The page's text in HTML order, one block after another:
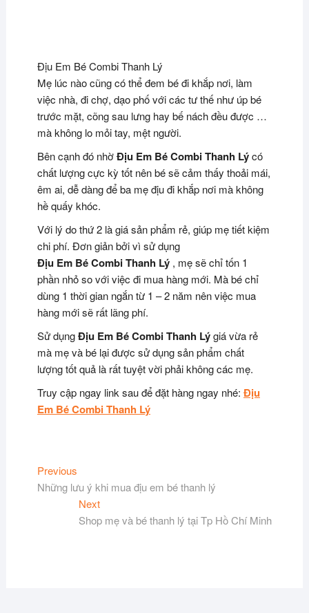
Địu Em Bé Combi Thanh Lý
Mẹ lúc nào cũng có thể đem bé đi khắp nơi, làm
việc nhà, đi chợ, dạo phố với các tư thế như úp bé
trước mặt, cõng sau lưng hay bế nách đều được …
mà không lo mỏi tay, mệt người.
Bên cạnh đó nhờĐịu Em Bé Combi Thanh Lýcó
chất lượng cực kỳ tốt nên bé sẽ cảm thấy thoải mái,
êm ai, dễ dàng để ba mẹ địu đi khắp nơi mà không
hề quấy khóc.
Với lý do thứ 2 là giá sản phẩm rẻ, giúp mẹ tiết kiệm
chi phí. Đơn giản bởi vì sử dụng
Địu Em Bé Combi Thanh Lý, mẹ sẽ chỉ tốn 1
phần nhỏ so với việc đi mua hàng mới. Mà bé chỉ
dùng 1 thời gian ngắn từ 1 – 2 năm nên việc mua
hàng mới sẽ rất lãng phí.
Sử dụngĐịu Em Bé Combi Thanh Lýgiá vừa rẻ
mà mẹ và bé lại được sử dụng sản phẩm chất
lượng tốt quả là rất tuyệt vời phải không các mẹ.
Truy cập ngay link sau để đặt hàng ngay nhé: Địu
Em Bé Combi Thanh Lý
Điều
hướng
PreviousPrevious
post:
Những lưu ý khi mua địu em bé thanh lý
NextNext
post:
Shop mẹ và bé thanh lý tại Tp Hồ Chí Minh